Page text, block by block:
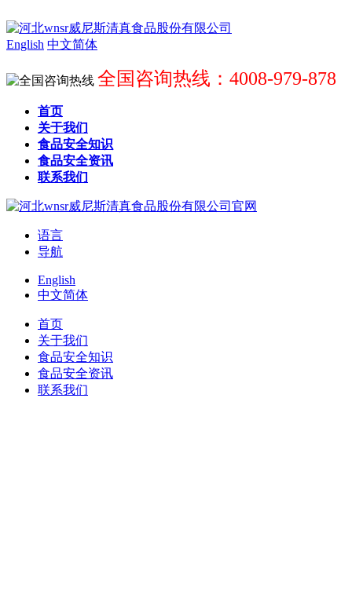
English 中文简体
全国咨询热线：4008-979-878
首页
关于我们
食品安全知识
食品安全资讯
联系我们
语言
导航
English
中文简体
首页
关于我们
食品安全知识
食品安全资讯
联系我们